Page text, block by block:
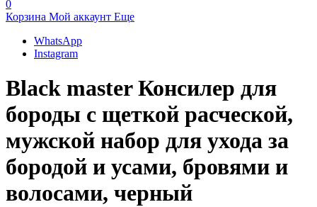
0
Корзина Мой аккаунт Еще
WhatsApp
Instagram
Black master Консилер для
бороды с щеткой расческой,
мужской набор для ухода за
бородой и усами, бровями и
волосами, черный